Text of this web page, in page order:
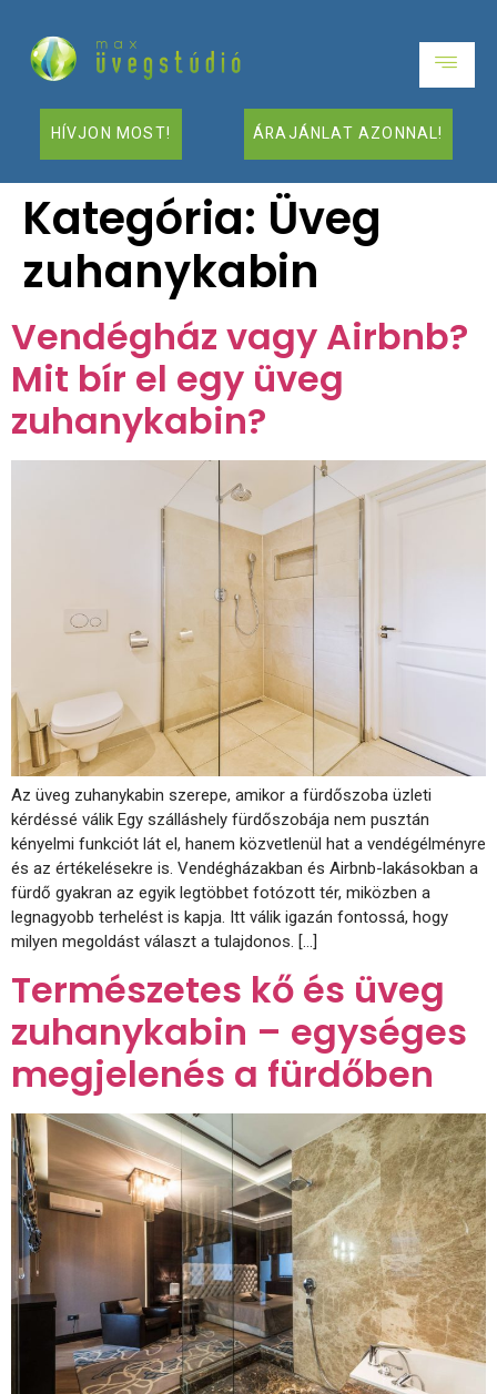
HÍVJON MOST! ÁRAJÁNLAT AZONNAL!
Kategória: Üveg
zuhanykabin
Vendégház vagy Airbnb?
Mit bír el egy üveg
zuhanykabin?
Az üveg zuhanykabin szerepe, amikor a fürdőszoba üzleti
kérdéssé válik Egy szálláshely fürdőszobája nem pusztán
kényelmi funkciót lát el, hanem közvetlenül hat a vendégélményre
és az értékelésekre is. Vendégházakban és Airbnb-lakásokban a
fürdő gyakran az egyik legtöbbet fotózott tér, miközben a
legnagyobb terhelést is kapja. Itt válik igazán fontossá, hogy
milyen megoldást választ a tulajdonos. […]
Természetes kő és üveg
zuhanykabin – egységes
megjelenés a fürdőben